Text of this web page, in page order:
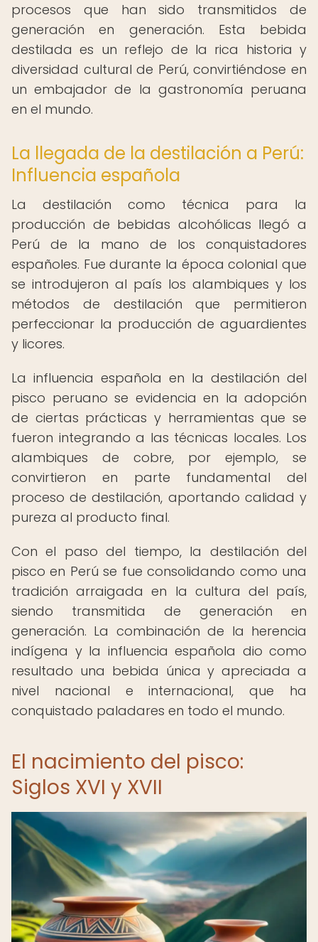
procesos que han sido transmitidos de
generación en generación. Esta bebida
destilada es un reflejo de la rica historia y
diversidad cultural de Perú, convirtiéndose en
un embajador de la gastronomía peruana
en el mundo.
La llegada de la destilación a Perú:
Influencia española
La destilación como técnica para la
producción de bebidas alcohólicas llegó a
Perú de la mano de los conquistadores
españoles. Fue durante la época colonial que
se introdujeron al país los alambiques y los
métodos de destilación que permitieron
perfeccionar la producción de aguardientes
y licores.
La influencia española en la destilación del
pisco peruano se evidencia en la adopción
de ciertas prácticas y herramientas que se
fueron integrando a las técnicas locales. Los
alambiques de cobre, por ejemplo, se
convirtieron en parte fundamental del
proceso de destilación, aportando calidad y
pureza al producto final.
Con el paso del tiempo, la destilación del
pisco en Perú se fue consolidando como una
tradición arraigada en la cultura del país,
siendo transmitida de generación en
generación. La combinación de la herencia
indígena y la influencia española dio como
resultado una bebida única y apreciada a
nivel nacional e internacional, que ha
conquistado paladares en todo el mundo.
El nacimiento del pisco:
Siglos XVI y XVII